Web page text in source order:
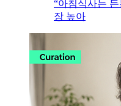
“아침식사는
장 높아